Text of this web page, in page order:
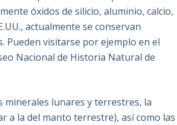
óxidos de silicio, aluminio, calcio,
actualmente se conservan
Pueden visitarse por ejemplo en el
Nacional de Historia Natural de
lunares y terrestres, la
a la del manto terrestre), así como las